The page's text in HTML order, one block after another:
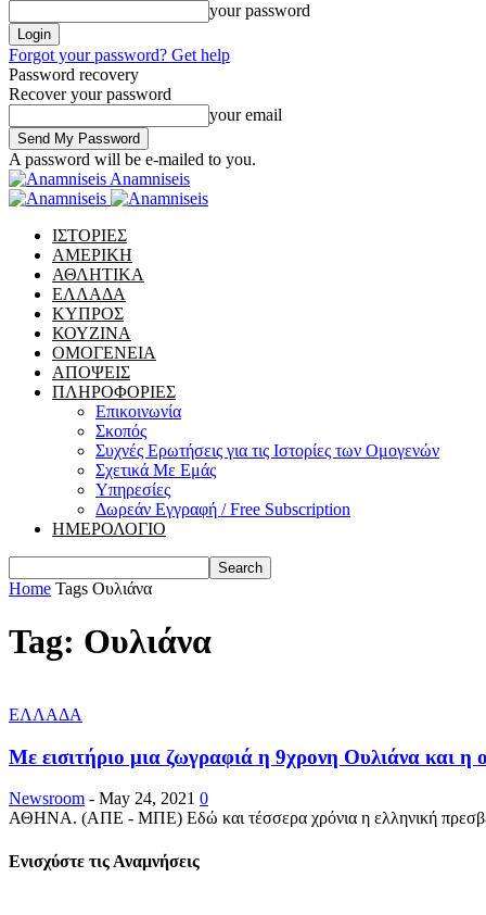
your password
Forgot your password? Get help
Password recovery
Recover your password
your email
A password will be e-mailed to you.
Anamniseis
ΙΣΤΟΡΙΕΣ
ΑΜΕΡΙΚΗ
ΑΘΛΗΤΙΚΑ
ΕΛΛΑΔΑ
ΚΥΠΡΟΣ
ΚΟΥΖΙΝΑ
ΟΜΟΓΕΝΕΙΑ
ΑΠΟΨΕΙΣ
ΠΛΗΡΟΦΟΡΙΕΣ
Επικοινωνία
Σκοπός
Συχνές Ερωτήσεις για τις Ιστορίες των Ομογενών
Σχετικά Με Εμάς
Υπηρεσίες
Δωρεάν Εγγραφή / Free Subscription
ΗΜΕΡΟΛΟΓΙΟ
Home Tags Ουλιάνα
Tag: Ουλιάνα
ΕΛΛΑΔΑ
Με εισιτήριο μια ζωγραφιά η 9χρονη Ουλιάνα και η
Newsroom - May 24, 2021 0
ΑΘΗΝΑ. (ΑΠΕ - ΜΠΕ) Εδώ και τέσσερα χρόνια η ελληνική
Ενισχύστε τις Αναμνήσεις